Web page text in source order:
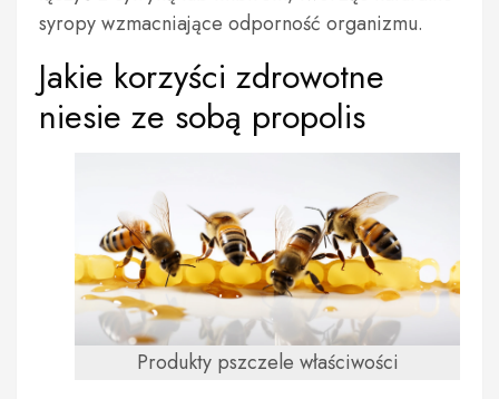
syropy wzmacniające odporność organizmu.
Jakie korzyści zdrowotne
niesie ze sobą propolis
Produkty pszczele właściwości